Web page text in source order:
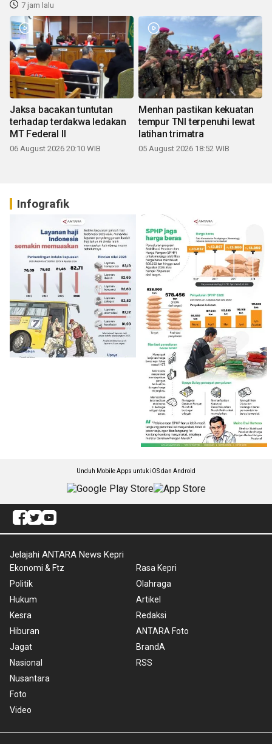
7 jam lalu
Jaksa bacakan tuntutan
terhadap terdakwa ledakan
MT Federal II
06 August 2026 20:10 WIB
Menhan pastikan kekuatan
tempur TNI terpenuhi lewat
latihan trimatra
05 August 2026 18:52 WIB
Infografik
Unduh Mobile Apps untuk iOS dan Android
Jelajahi ANTARA News Kepri
Ekonomi & Ftz
Politik
Hukum
Kesra
Hiburan
Jagat
Nasional
Nusantara
Foto
Video
Rasa Kepri
Olahraga
Artikel
Redaksi
ANTARA Foto
BrandA
RSS